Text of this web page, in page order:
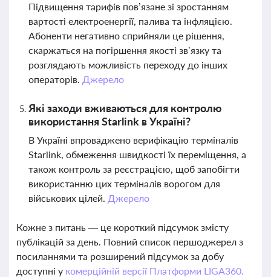
Підвищення тарифів пов’язане зі зростанням
вартості електроенергії, палива та інфляцією.
Абоненти негативно сприйняли це рішення,
скаржаться на погіршення якості зв’язку та
розглядають можливість переходу до інших
операторів. Джерело
Які заходи вживаються для контролю
використання Starlink в Україні?
В Україні впроваджено верифікацію терміналів
Starlink, обмеження швидкості їх переміщення, а
також контроль за реєстрацією, щоб запобігти
використанню цих терміналів ворогом для
військових цілей. Джерело
Кожне з питань — це короткий підсумок змісту
публікацій за день. Повний список першоджерел з
посиланнями та розширений підсумок за добу
доступні у комерційній версії Платформи LIGA360.